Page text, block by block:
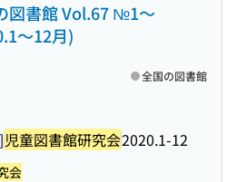
図書館 Vol.67 №1〜
〜12月)
児童図書館研究会2020.1-12
全国の図書館
会